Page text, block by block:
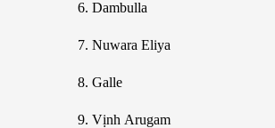
6. Dambulla
7. Nuwara Eliya
8. Galle
9. Vịnh Arugam